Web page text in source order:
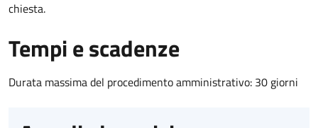
chiesta.
Tempi e scadenze
Durata massima del procedimento amministrativo: 30 giorni